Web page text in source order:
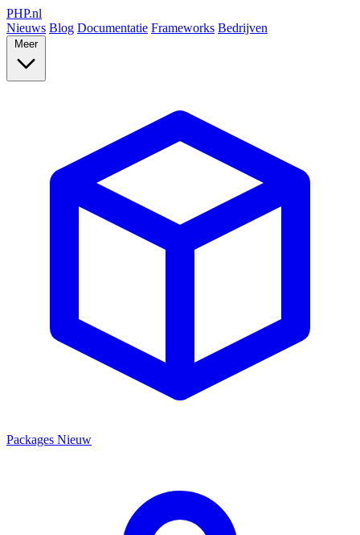
PHP.nl
Nieuws Blog Documentatie Frameworks Bedrijven
Meer
Packages Nieuw